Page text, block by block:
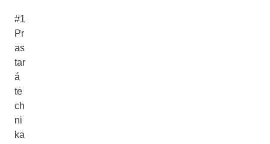
#1
Pr
as
tar
á
te
ch
ni
ka